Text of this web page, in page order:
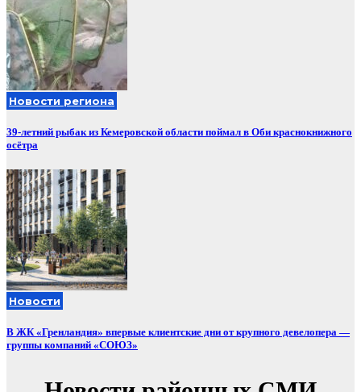
Новости региона
39-летний рыбак из Кемеровской области поймал в Оби краснокнижного
осётра
Новости
В ЖК «Гренландия» впервые клиентские дни от крупного девелопера —
группы компаний «СОЮЗ»